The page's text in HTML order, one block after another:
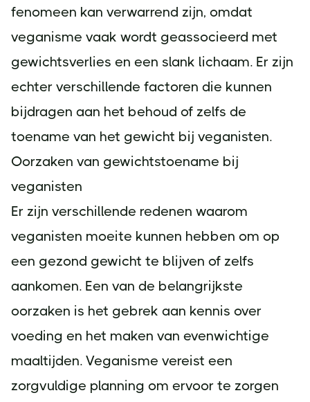
fenomeen kan verwarrend zijn, omdat
veganisme vaak wordt geassocieerd met
gewichtsverlies en een slank lichaam. Er zijn
echter verschillende factoren die kunnen
bijdragen aan het behoud of zelfs de
toename van het gewicht bij veganisten.
Oorzaken van gewichtstoename bij
veganisten
Er zijn verschillende redenen waarom
veganisten moeite kunnen hebben om op
een gezond gewicht te blijven of zelfs
aankomen. Een van de belangrijkste
oorzaken is het gebrek aan kennis over
voeding en het maken van evenwichtige
maaltijden. Veganisme vereist een
zorgvuldige planning om ervoor te zorgen